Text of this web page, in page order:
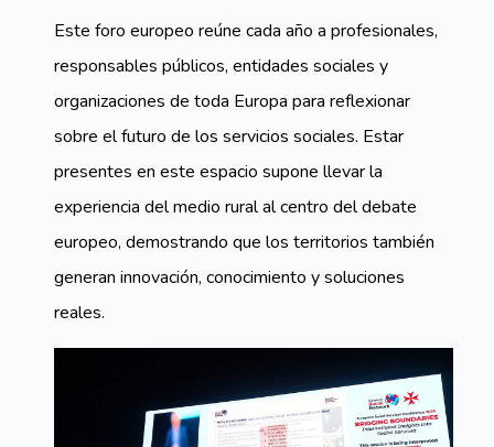
Este foro europeo reúne cada año a profesionales,
responsables públicos, entidades sociales y
organizaciones de toda Europa para reflexionar
sobre el futuro de los servicios sociales. Estar
presentes en este espacio supone llevar la
experiencia del medio rural al centro del debate
europeo, demostrando que los territorios también
generan innovación, conocimiento y soluciones
reales.